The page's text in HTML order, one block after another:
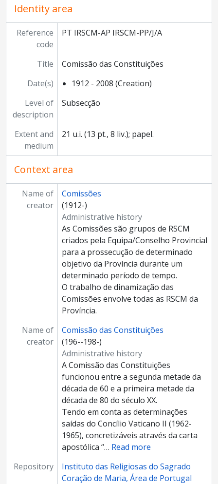
Identity area
Reference
code
PT IRSCM-AP IRSCM-PP/J/A
Title
Comissão das Constituições
Date(s)
1912 - 2008 (Creation)
Level of
description
Subsecção
Extent and
medium
21 u.i. (13 pt., 8 liv.); papel.
Context area
Name of
creator
Comissões
(1912-)
Administrative history
As Comissões são grupos de RSCM
criados pela Equipa/Conselho Provincial
para a prossecução de determinado
objetivo da Província durante um
determinado período de tempo.
O trabalho de dinamização das
Comissões envolve todas as RSCM da
Província.
Name of
creator
Comissão das Constituições
(196--198-)
Administrative history
A Comissão das Constituições
funcionou entre a segunda metade da
década de 60 e a primeira metade da
década de 80 do século XX.
Tendo em conta as determinações
saídas do Concílio Vaticano II (1962-
1965), concretizáveis através da carta
apostólica “… Read more
Repository
Instituto das Religiosas do Sagrado
Coração de Maria, Área de Portugal